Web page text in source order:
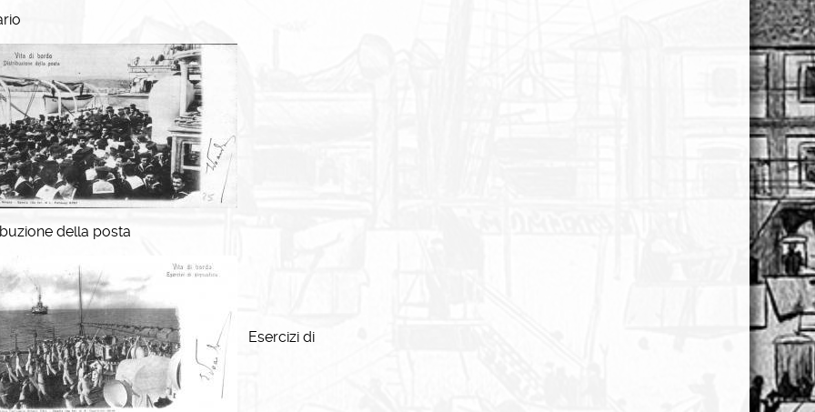
della posta
Esercizi di